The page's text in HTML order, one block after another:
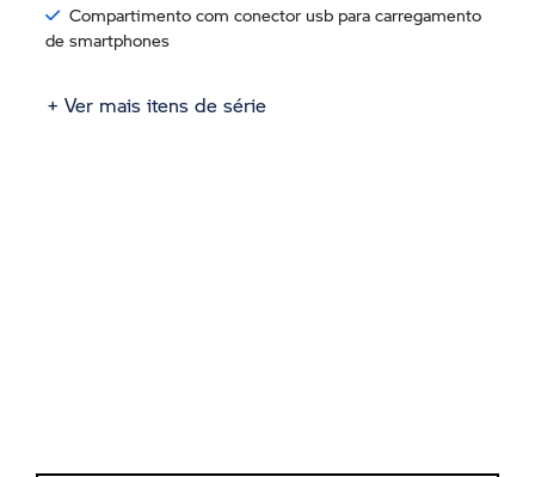
Compartimento com conector usb para carregamento
de smartphones
+ Ver mais itens de série